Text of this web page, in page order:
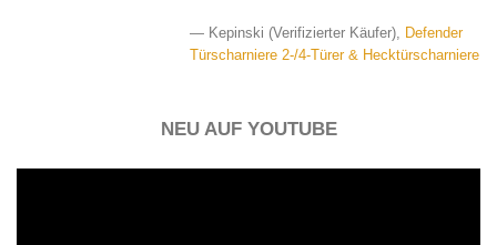
— Kepinski (Verifizierter Käufer)
Defender
Türscharniere 2-/4-Türer & Hecktürscharniere
NEU AUF YOUTUBE